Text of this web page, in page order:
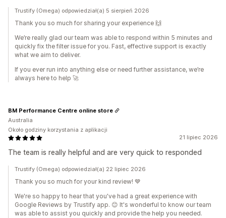
Trustify (Omega) odpowiedział(a) 5 sierpień 2026
Thank you so much for sharing your experience 🙌
We’re really glad our team was able to respond within 5 minutes and
quickly fix the filter issue for you. Fast, effective support is exactly
what we aim to deliver.
If you ever run into anything else or need further assistance, we’re
always here to help 🚀
21 lipiec 2026
The team is really helpful and are very quick to responded
BM Performance Centre online store
Australia
Około godziny korzystania z aplikacji
Trustify (Omega) odpowiedział(a) 22 lipiec 2026
Thank you so much for your kind review! 💙
We're so happy to hear that you've had a great experience with
Google Reviews by Trustify app. 😊 It's wonderful to know our team
was able to assist you quickly and provide the help you needed.